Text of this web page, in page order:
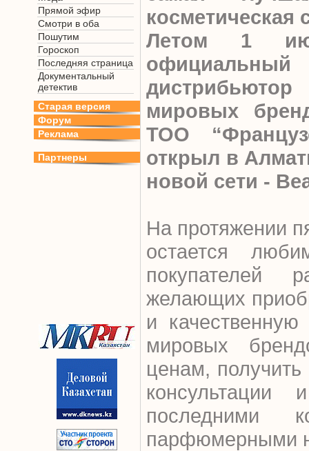
Прямой эфир
Смотри в оба
Пошутим
Гороскоп
Последняя страница
Документальный
детектив
Старая версия
Форум
Реклама
Партнеры
косметическая
Летом 1
официальный
мировых
ТОО
открыл в
новой сети -
На протяжении
остается
покупателей
желающих
и
мировых
ценам,
консультации
последними
парфюмерными